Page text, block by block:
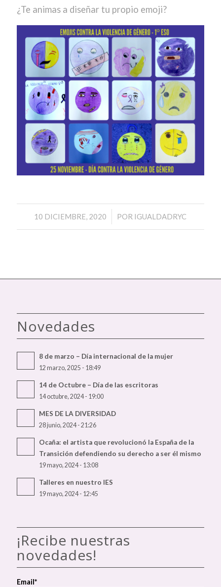
¿Te animas a diseñar tu propio emoji?
10 DICIEMBRE, 2020
/ POR IGUALDADRYC
Novedades
8 de marzo – Día internacional de la mujer
12 marzo, 2025 - 18:49
14 de Octubre – Día de las escritoras
14 octubre, 2024 - 19:00
MES DE LA DIVERSIDAD
28 junio, 2024 - 21:26
Ocaña: el artista que revolucionó la España de la
Transición defendiendo su derecho a ser él mismo
19 mayo, 2024 - 13:08
Talleres en nuestro IES
19 mayo, 2024 - 12:45
¡Recibe nuestras
novedades!
Email*